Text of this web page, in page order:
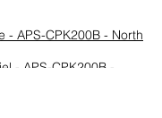
- APS-CPK200B - North
- APS-CPK200B -